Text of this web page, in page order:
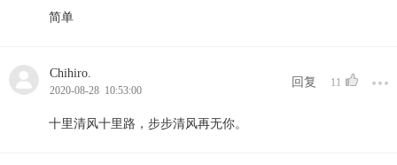
简单
Chihiro.
2020-08-28 10:53:00
回复 11
十里清风十里路，步步清风再无你。